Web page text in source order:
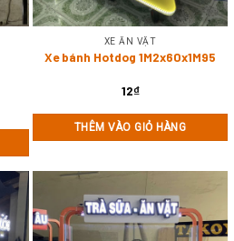
XE ĂN VẶT
Xe bánh Hotdog 1M2x60x1M95
12₫
THÊM VÀO GIỎ HÀNG